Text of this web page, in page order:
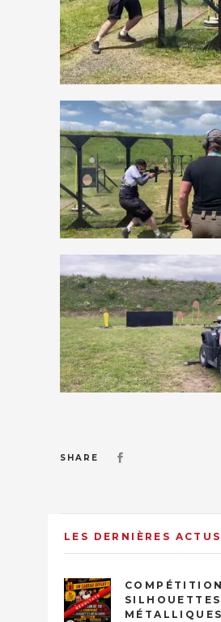
SHARE
LES DERNIÈRES
COMPÉTITION
SILHOUETTES